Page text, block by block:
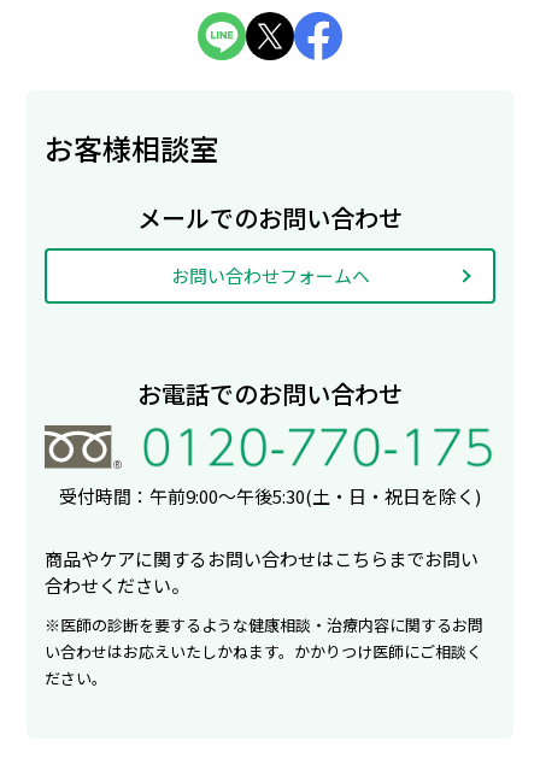
お客様相談室
メールでのお問い合わせ
お問い合わせフォームへ
お電話でのお問い合わせ
受付時間：午前9:00〜午後5:30(土・日・祝日を除く)
商品やケアに関するお問い合わせはこちらまでお問い
合わせください。
※医師の診断を要するような健康相談・治療内容に関するお問
い合わせはお応えいたしかねます。かかりつけ医師にご相談く
ださい。